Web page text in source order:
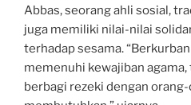
Abbas, seorang ahli sosial,
juga memiliki nilai-nilai
terhadap sesama.
memenuhi kewajiban
berbagi rezeki dengan